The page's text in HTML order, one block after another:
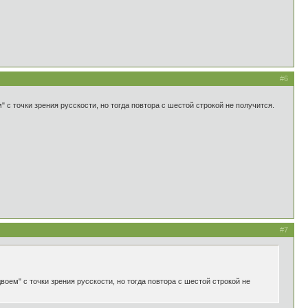
#6
зрения русскости, но тогда повтора с шестой строкой не получится.
#7
с точки зрения русскости, но тогда повтора с шестой строкой не